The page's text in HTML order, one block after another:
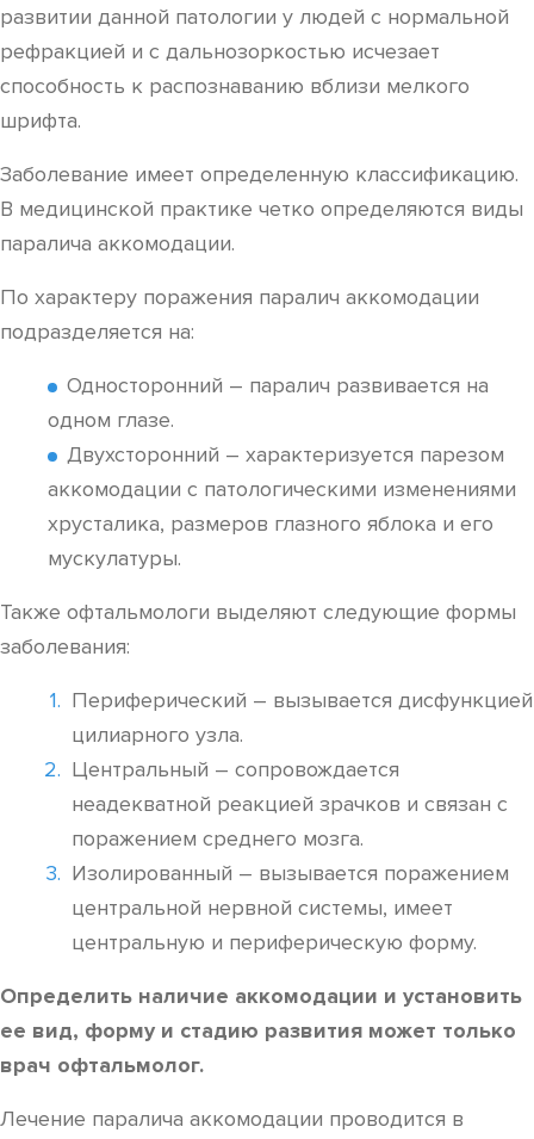
развитии данной патологии у людей с нормальной
рефракцией и с дальнозоркостью исчезает
способность к распознаванию вблизи мелкого
шрифта.
Заболевание имеет определенную классификацию.
В медицинской практике четко определяются виды
паралича аккомодации.
По характеру поражения паралич аккомодации
подразделяется на:
Односторонний – паралич развивается на
одном глазе.
Двухсторонний – характеризуется парезом
аккомодации с патологическими изменениями
хрусталика, размеров глазного яблока и его
мускулатуры.
Также офтальмологи выделяют следующие формы
заболевания:
Периферический – вызывается дисфункцией
цилиарного узла.
Центральный – сопровождается
неадекватной реакцией зрачков и связан с
поражением среднего мозга.
Изолированный – вызывается поражением
центральной нервной системы, имеет
центральную и периферическую форму.
Определить наличие аккомодации и установить
ее вид, форму и стадию развития может только
врач офтальмолог.
Лечение паралича аккомодации проводится в